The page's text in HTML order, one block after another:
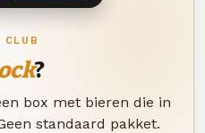
CLUB
?
box met bieren die in
standaard pakket.